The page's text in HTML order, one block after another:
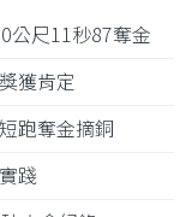
尺11秒87奪金
獲肯定
跑奪金摘銅
踐